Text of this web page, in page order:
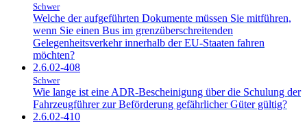
Schwer
Welche der aufgeführten Dokumente müssen Sie mitführen,
wenn Sie einen Bus im grenzüberschreitenden
Gelegenheitsverkehr innerhalb der EU-Staaten fahren
möchten?
2.6.02-408
Schwer
Wie lange ist eine ADR-Bescheinigung über die Schulung der
Fahrzeugführer zur Beförderung gefährlicher Güter gültig?
2.6.02-410